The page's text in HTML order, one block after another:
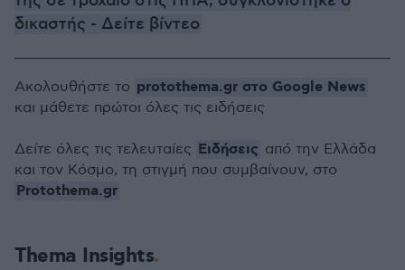
δικαστής - Δείτε βίντεο
Thema Insights
Ακολουθήστε το protothema.gr στο Google News
και μάθετε πρώτοι όλες τις ειδήσεις
Δείτε όλες τις τελευταίες Ειδήσεις από την Ελλάδα
και τον Κόσμο, τη στιγμή που συμβαίνουν, στο
Protothema.gr